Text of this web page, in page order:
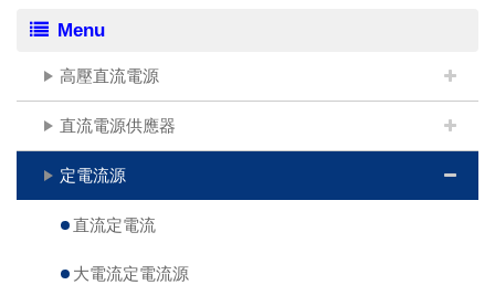
Menu
高壓直流電源
直流電源供應器
定電流源
直流定電流
大電流定電流源